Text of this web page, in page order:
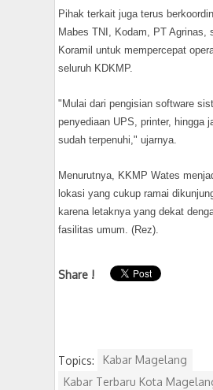
Pihak terkait juga terus
Mabes TNI, Kodam, PT Agrinas,
Koramil untuk mempercepat
seluruh KDKMP.
"Mulai dari pengisian software
penyediaan UPS, printer, hingga
sudah terpenuhi," ujarnya.
Menurutnya, KKMP Wates
lokasi yang cukup ramai
karena letaknya yang dekat
fasilitas umum. (Rez).
Share !
Topics:
Kabar Magelang
Kabar Terbaru Kota